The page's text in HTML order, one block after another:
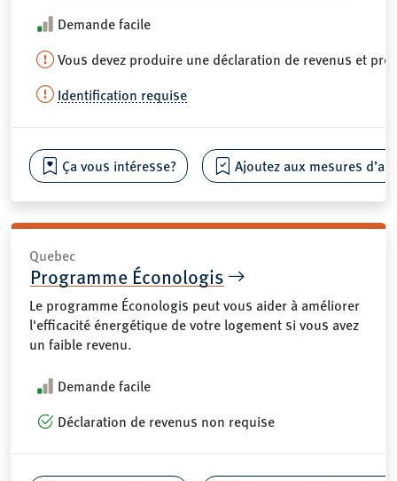
Demande facile
Vous devez produire une déclaration de revenus et
Identification requise
Ça vous intéresse? Ajoutez aux mesures
Quebec
Programme Éconologis
Le programme Éconologis peut vous aider à améliorer
l'efficacité énergétique de votre logement si vous avez
un faible revenu.
Demande facile
Déclaration de revenus non requise